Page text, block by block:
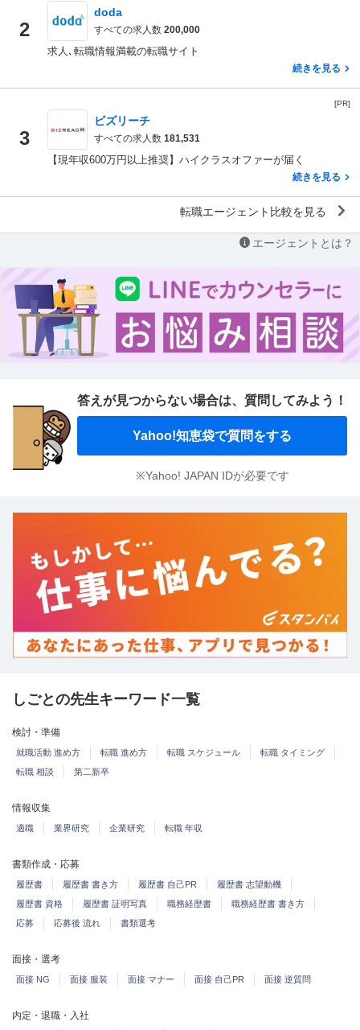
2
doda
すべての求人数 200,000
求人､転職情報満載の転職サイト
続きを見る
[PR]
3
ビズリーチ
すべての求人数 181,531
【現年収600万円以上推奨】ハイクラスオファーが届く
続きを見る
転職エージェント比較を見る
エージェントとは？
答えが見つからない場合は、 質問してみよう！
Yahoo!知恵袋で質問をする
※Yahoo! JAPAN IDが必要です
しごとの先生キーワード一覧
検討・準備
就職活動 進め方 転職 進め方 転職 スケジュール
転職 タイミング
転職 相談
第二新卒
情報収集
適職 業界研究 企業研究 転職 年収
書類作成・応募
履歴書 履歴書 書き方 履歴書 自己PR
履歴書 志望動機
履歴書 資格
履歴書 証明写真 職務経歴書
職務経歴書 書き方
応募
応募後 流れ 書類選考
面接・選考
面接 NG 面接 服装 面接 マナー 面接 自己PR 面接 逆質問
内定・退職・入社